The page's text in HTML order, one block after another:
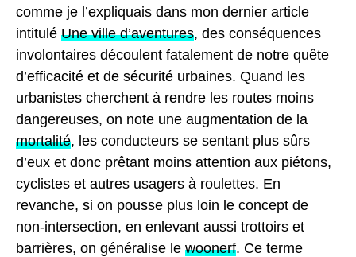
comme je l’expliquais dans mon dernier article
intitulé Une ville d’aventures, des conséquences
involontaires découlent fatalement de notre quête
d’efficacité et de sécurité urbaines. Quand les
urbanistes cherchent à rendre les routes moins
dangereuses, on note une augmentation de la
mortalité, les conducteurs se sentant plus sûrs
d’eux et donc prêtant moins attention aux piétons,
cyclistes et autres usagers à roulettes. En
revanche, si on pousse plus loin le concept de
non-intersection, en enlevant aussi trottoirs et
barrières, on généralise le woonerf. Ce terme